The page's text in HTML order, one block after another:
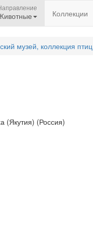
Коллекции
музей, коллекция птиц
(Якутия) (Россия)